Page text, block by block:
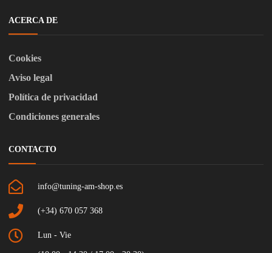
ACERCA DE
Cookies
Aviso legal
Política de privacidad
Condiciones generales
CONTACTO
info@tuning-am-shop.es
(+34) 670 057 368
Lun - Vie